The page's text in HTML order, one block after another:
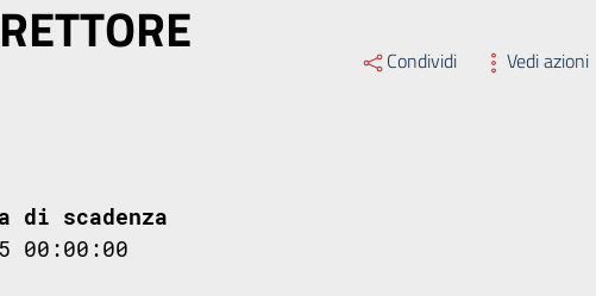
Condividi Vedi azioni
di scadenza
00:00:00